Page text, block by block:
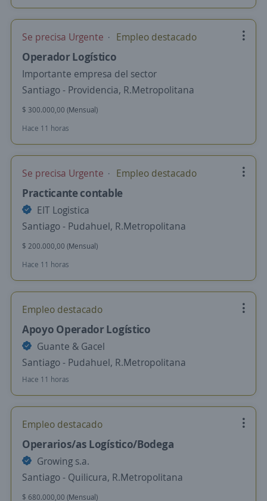
Se precisa Urgente Empleo destacado
Operador Logístico
Importante empresa del sector
Santiago - Providencia, R.Metropolitana
$ 300.000,00 (Mensual)
Hace 11 horas
Se precisa Urgente Empleo destacado
Practicante contable
EIT Logistica
Santiago - Pudahuel, R.Metropolitana
$ 200.000,00 (Mensual)
Hace 11 horas
Empleo destacado
Apoyo Operador Logístico
Guante & Gacel
Santiago - Pudahuel, R.Metropolitana
Hace 11 horas
Empleo destacado
Operarios/as Logístico/Bodega
Growing s.a.
Santiago - Quilicura, R.Metropolitana
$ 680.000,00 (Mensual)